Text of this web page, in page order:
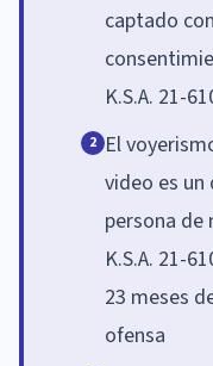
captado
K.S.A. 21-
2 El
video es
persona de
K.S.A. 21-
23 meses
ofensa